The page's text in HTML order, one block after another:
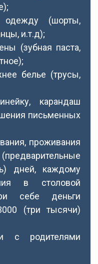
(шорты,
и.т.д);
(зубная паста,
белье (трусы,
карандаш
письменных
проживания
дней, каждому
в столовой
себе деньги
(три тысячи)
с родителями